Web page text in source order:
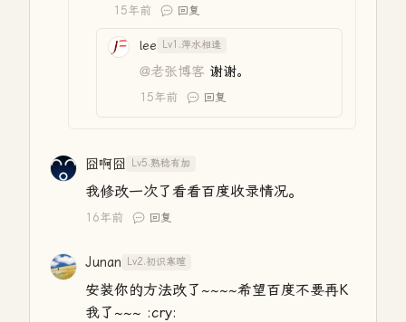
15年前 回复
lee Lv1.萍水相逢
@老张博客 谢谢。
15年前 回复
囧啊囧 Lv5.熟稔有加
我修改一次了看看百度收录情况。
16年前 回复
Junan Lv2.初识寒暄
安装你的方法改了~~~~希望百度不要再K
我了~~~ :cry: